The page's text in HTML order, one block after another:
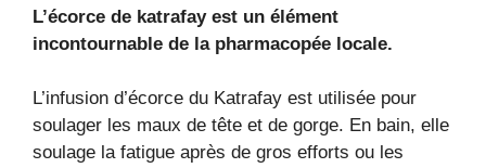
L’écorce de katrafay est un élément
incontournable de la pharmacopée locale.
L’infusion d’écorce du Katrafay est utilisée pour
soulager les maux de tête et de gorge. En bain, elle
soulage la fatigue après de gros efforts ou les